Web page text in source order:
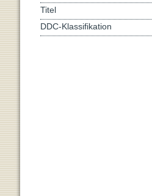
Titel
DDC-Klassifikation